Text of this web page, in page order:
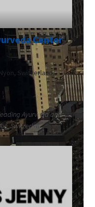
Center
Switzerland,
Ayurveda and
Switzerlan...